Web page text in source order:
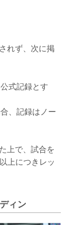
れず、次に掲
式記録とす
、記録はノー
上で、試合を
上につきレッ
ィン